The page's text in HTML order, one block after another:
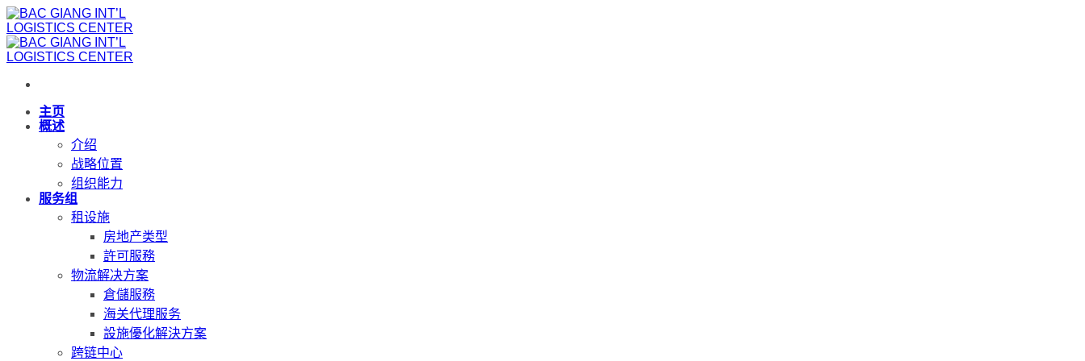
跳
到
内
主页
概述
介绍
战略位置
组织能力
服务组
租设施
房地产类型
許可服務
物流解决方案
倉儲服務
海关代理服务
設施優化解決方案
跨链中心